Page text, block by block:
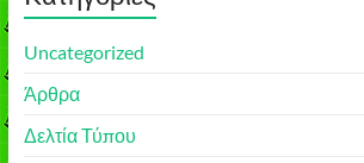
Uncategorized
Άρθρα
Δελτία Τύπου